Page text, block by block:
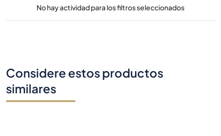
No hay actividad para los filtros seleccionados
Considere estos productos
similares